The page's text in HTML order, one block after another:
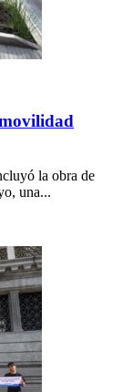
la obra de
una...